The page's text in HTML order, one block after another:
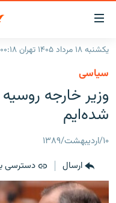
لینک‌های
قابلیت
دسترسی
بازگشت
منوی
اصلی
رفتن
صفحه
جستجو
جهان
برنامه‌های رادیویی
فرکانس‌ها
پادکست
چندرسانه‌ای
گزارش‌های تصویری
زنان فردا
یکشنبه ۱۸ مرداد ۱۴۰۵ تهران ۰۰:۱۸
سیاسی
وزیر خارجه روسیه
شده‌ایم
۱۰/اردیبهشت/۱۳۸۹
ارسال
دسترسی